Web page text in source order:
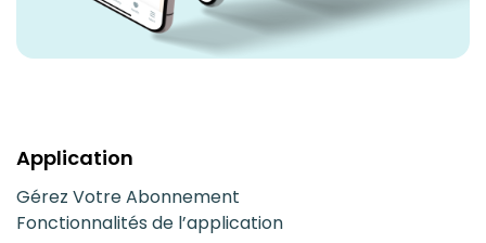
Application
Gérez Votre Abonnement
Fonctionnalités de l’application